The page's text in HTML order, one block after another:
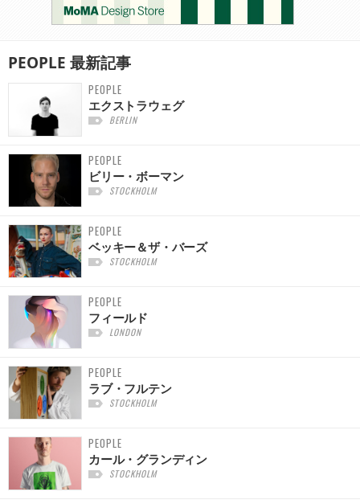
PEOPLE 最新記事
PEOPLE
エクストラウェグ
BERLIN
PEOPLE
ビリー・ボーマン
STOCKHOLM
PEOPLE
ベッキー＆ザ・バーズ
STOCKHOLM
PEOPLE
フィールド
LONDON
PEOPLE
ラブ・フルテン
STOCKHOLM
PEOPLE
カール・グランディン
STOCKHOLM